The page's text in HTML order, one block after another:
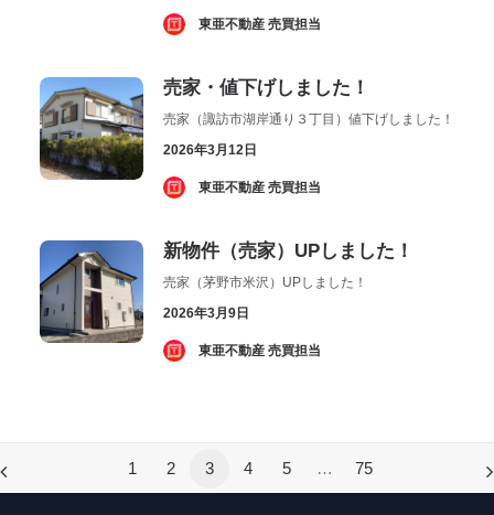
­ 東亜不動産 売買担当
売家・値下げしました！
売家（諏訪市湖岸通り３丁目）値下げしました！
2026年3月12日
­ 東亜不動産 売買担当
新物件（売家）UPしました！
売家（茅野市米沢）UPしました！
2026年3月9日
­ 東亜不動産 売買担当
1 2 3 4 5 … 75